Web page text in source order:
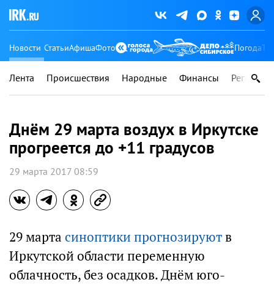
Новости СтатьиАфишаФото Погода
Лента Происшествия Народные Финансы Регионы
Днём 29 марта воздух в Иркутске
прогреется до +11 градусов
29 марта 2017 08:59
29 марта синоптики прогнозируютв
Иркутской области переменную
облачность, без осадков. Днём юго-